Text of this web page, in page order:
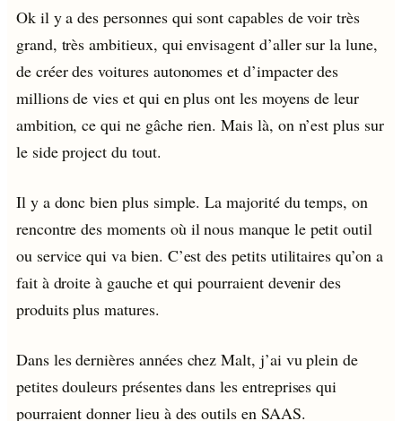
Ok il y a des personnes qui sont capables de voir très
grand, très ambitieux, qui envisagent d’aller sur la lune,
de créer des voitures autonomes et d’impacter des
millions de vies et qui en plus ont les moyens de leur
ambition, ce qui ne gâche rien. Mais là, on n’est plus sur
le side project du tout.
Il y a donc bien plus simple. La majorité du temps, on
rencontre des moments où il nous manque le petit outil
ou service qui va bien. C’est des petits utilitaires qu’on a
fait à droite à gauche et qui pourraient devenir des
produits plus matures.
Dans les dernières années chez Malt, j’ai vu plein de
petites douleurs présentes dans les entreprises qui
pourraient donner lieu à des outils en SAAS.